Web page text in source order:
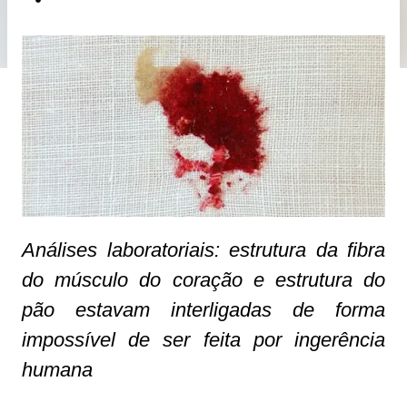
Análises laboratoriais: estrutura da fibra
do músculo do coração e estrutura do
pão estavam interligadas de forma
impossível de ser feita por ingerência
humana